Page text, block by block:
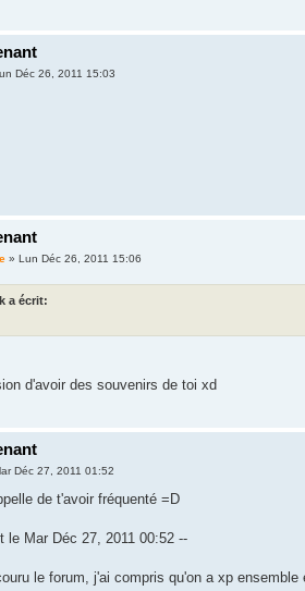
Déc 26, 2011 15:03
» Lun Déc 26, 2011 15:06
a écrit:
d'avoir des souvenirs de toi xd
Déc 27, 2011 01:52
de t'avoir fréquenté =D
le Mar Déc 27, 2011 00:52 --
le forum, j'ai compris qu'on a xp